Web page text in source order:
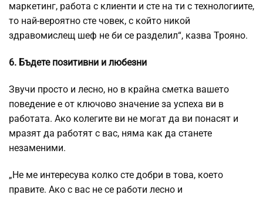
маркетинг, работа с клиенти и сте на ти с технологиите,
то най-вероятно сте човек, с който никой
здравомислещ шеф не би се разделил“, казва Трояно.
6. Бъдете позитивни и любезни
Звучи просто и лесно, но в крайна сметка вашето
поведение е от ключово значение за успеха ви в
работата. Ако колегите ви не могат да ви понасят и
мразят да работят с вас, няма как да станете
незаменими.
„Не ме интересува колко сте добри в това, което
правите. Ако с вас не се работи лесно и